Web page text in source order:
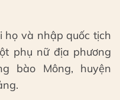
họ và nhập quốc tịch
phụ nữ địa phương
bào Mông, huyện